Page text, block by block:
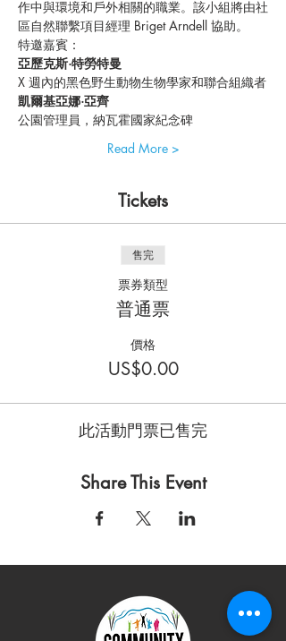
作中與環境和戶外相關的職業。該小組將由社
區自然聯繫項目經理 Briget Arndell 協助。
特邀嘉賓：
亞歷克斯·特勞特曼
X 週內的黑色野生動物生物學家和聯合組織者
凱爾基亞娜·亞齊
公園管理員，納瓦霍國家紀念碑
Read More >
Tickets
售完
票券類型
普通票
價格
US$0.00
此活動門票已售完
Share This Event